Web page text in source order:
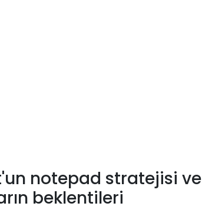
notepad stratejisi ve
beklentileri